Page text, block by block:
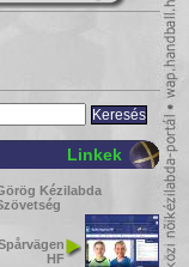
Linkek
Kézilabda
HF